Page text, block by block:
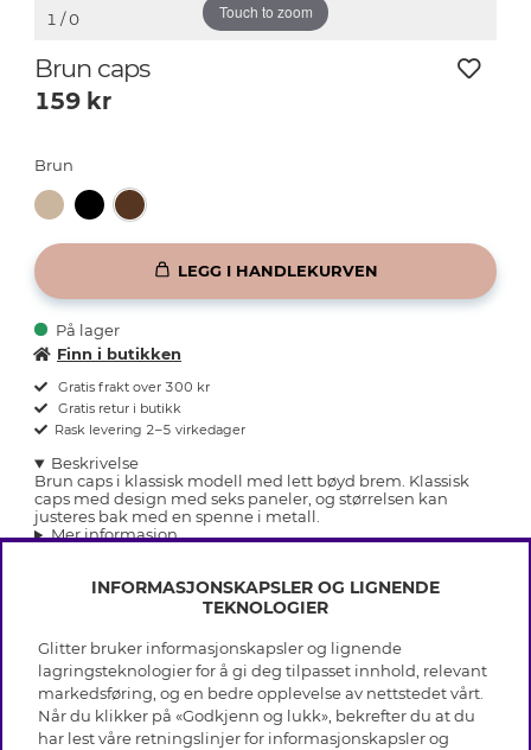
Touch to zoom
1 / 0
Brun caps
159 kr
Brun
LEGG I HANDLEKURVEN
På lager
Finn i butikken
Gratis frakt over 300 kr
Gratis retur i butikk
Rask levering 2–5 virkedager
Beskrivelse
Brun caps i klassisk modell med lett bøyd brem. Klassisk
caps med design med seks paneler, og størrelsen kan
justeres bak med en spenne i metall.
Mer informasjon
INFO
Vilkår
Personvern
OM GLITTER
INFORMASJONSKAPSLER OG LIGNENDE
TEKNOLOGIER
Glitter bruker informasjonskapsler og lignende
lagringsteknologier for å gi deg tilpasset innhold, relevant
markedsføring, og en bedre opplevelse av nettstedet vårt.
Når du klikker på «Godkjenn og lukk», bekrefter du at du
har lest våre retningslinjer for informasjonskapsler og